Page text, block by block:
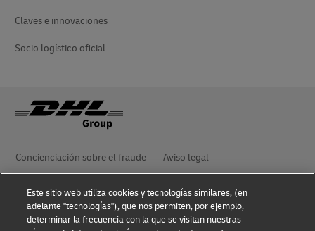
Claves e innovaciones
Socio logístico oficial
Concienciación sobre el fraude Aviso legal
Aviso de privacidad Accesibilidad
Este sitio web utiliza cookies y tecnologías similares, (en
adelante "tecnologías"), que nos permiten, por ejemplo,
determinar la frecuencia con la que se visitan nuestras